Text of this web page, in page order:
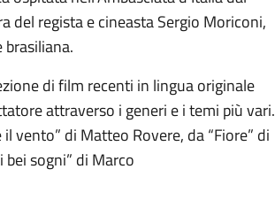
del regista e cineasta Sergio Moriconi,
di film recenti in lingua originale
attraverso i generi e i temi più vari.
vento” di Matteo Rovere, da “Fiore” di
bei sogni” di Marco